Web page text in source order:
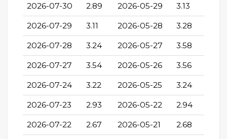
2026-07-30 2.89 2026-05-29 3.13
2026-07-29 3.11 2026-05-28 3.28
2026-07-28 3.24 2026-05-27 3.58
2026-07-27 3.54 2026-05-26 3.56
2026-07-24 3.22 2026-05-25 3.24
2026-07-23 2.93 2026-05-22 2.94
2026-07-22 2.67 2026-05-21 2.68